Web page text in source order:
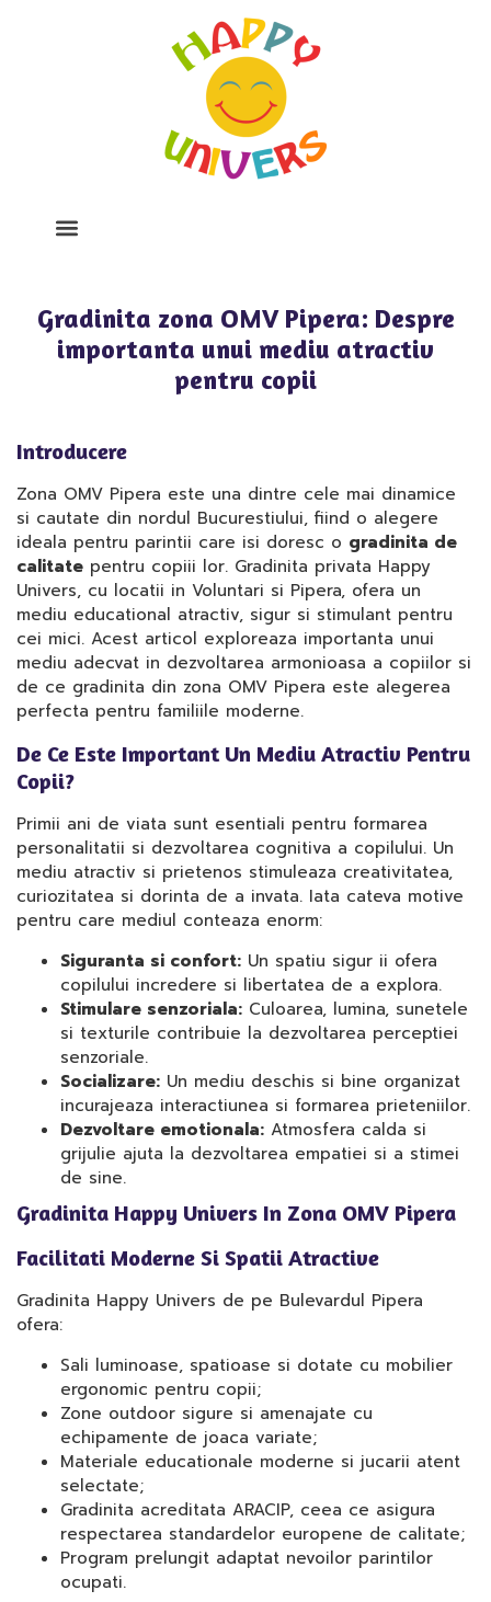
Gradinita zona OMV Pipera: Despre
importanta unui mediu atractiv
pentru copii
Introducere
Zona OMV Pipera este una dintre cele mai dinamice
si cautate din nordul Bucurestiului, fiind o alegere
ideala pentru parintii care isi doresc o gradinita de
calitate pentru copiii lor. Gradinita privata Happy
Univers, cu locatii in Voluntari si Pipera, ofera un
mediu educational atractiv, sigur si stimulant pentru
cei mici. Acest articol exploreaza importanta unui
mediu adecvat in dezvoltarea armonioasa a copiilor si
de ce gradinita din zona OMV Pipera este alegerea
perfecta pentru familiile moderne.
De Ce Este Important Un Mediu Atractiv Pentru
Copii?
Primii ani de viata sunt esentiali pentru formarea
personalitatii si dezvoltarea cognitiva a copilului. Un
mediu atractiv si prietenos stimuleaza creativitatea,
curiozitatea si dorinta de a invata. Iata cateva motive
pentru care mediul conteaza enorm:
Siguranta si confort: Un spatiu sigur ii ofera
copilului incredere si libertatea de a explora.
Stimulare senzoriala: Culoarea, lumina, sunetele
si texturile contribuie la dezvoltarea perceptiei
senzoriale.
Socializare: Un mediu deschis si bine organizat
incurajeaza interactiunea si formarea prieteniilor.
Dezvoltare emotionala: Atmosfera calda si
grijulie ajuta la dezvoltarea empatiei si a stimei
de sine.
Gradinita Happy Univers In Zona OMV Pipera
Facilitati Moderne Si Spatii Atractive
Gradinita Happy Univers de pe Bulevardul Pipera
ofera:
Sali luminoase, spatioase si dotate cu mobilier
ergonomic pentru copii;
Zone outdoor sigure si amenajate cu
echipamente de joaca variate;
Materiale educationale moderne si jucarii atent
selectate;
Gradinita acreditata ARACIP, ceea ce asigura
respectarea standardelor europene de calitate;
Program prelungit adaptat nevoilor parintilor
ocupati.